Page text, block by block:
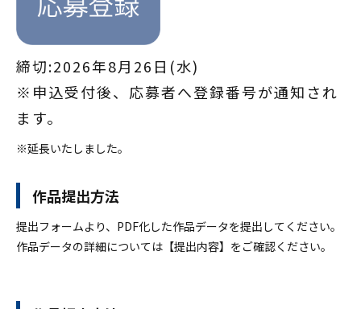
締切:2026年8月26日(水)
※申込受付後、応募者へ登録番号が通知され
ます。
※延長いたしました。
作品提出方法
提出フォームより、PDF化した作品データを提出してください。
作品データの詳細については【提出内容】をご確認ください。